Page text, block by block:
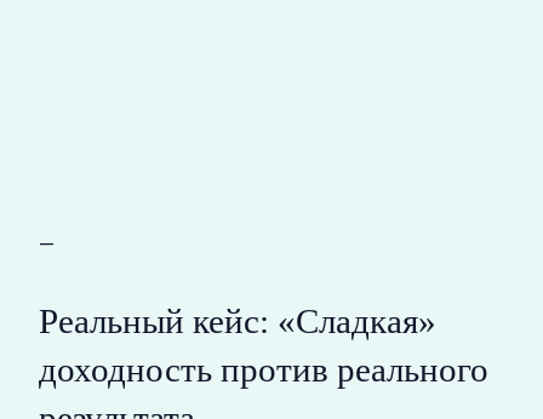
—
Реальный кейс: «Сладкая»
доходность против реального